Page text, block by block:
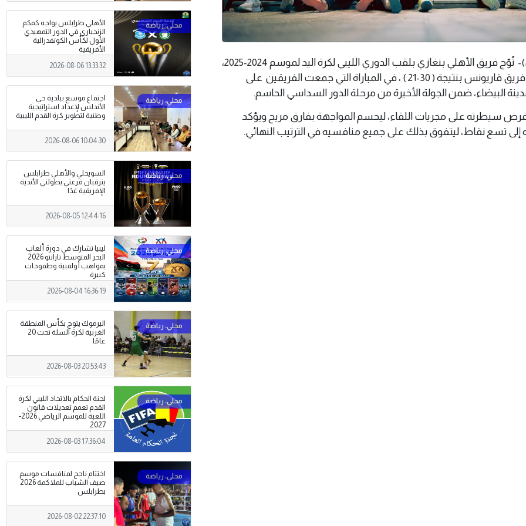
البيضاء 14 يونيو 2025م(وال)- تُوّج فريق الأهلي بنغازي بلقب الدوري الليبي لكرة اليد لموسم 2024-2025،
عقب فوزه المستحق على فريق قاريونس بنتيجة ( 30-21 ) ، في المباراة التي جمعت الفريقين على
البيضاء، ضمن الجولة الأخيرة من مرحلة الدور السداسي الحاسم.
سيطرته على مجريات اللقاء، ليحسم المواجهة بفارق مريح ويؤكد
إلى تسع نقاط، ليتفوق بذلك على جميع منافسيه في الترتيب النهائي.
الأهلي طرابلس يواجه كمكم
الزنجباري في الدور التمهيدي
الأول لكأس الكونفدرالية
الأفريقية
2026-08-06 13:33:32
اجتماع موسع ببلدية حي
الأندلس لإعداد استراتيجية
وطنية لتطوير كرة القدم الليبية
2026-08-06 10:04:30
السويحلي والأهلي طرابلس
يترقبان قرعتي بطولتي الأندية
الإفريقية غدًا
2026-08-05 12:44:16
ليبيا تشارك في دورة ألعاب
البحر المتوسط تارانتو 2026
بمواهب أولمبية وطموحات
كبيرة
2026-08-04 16:36:19
اليرموك يتوج بكأس المنطقة
الغربية لكرة السلة تحت 20
عامًا
2026-08-03 20:53:43
لجنة الحكام بالاتحاد الليبي لكرة
القدم تعمم تعديلات قانون
اللعبة للموسم الرياضي 2026-
2027
2026-08-03 17:36:04
اختتام ناجح لمنافسات موسم
صيف الشباب للملاكمة 2026
بطرابلس
2026-08-02 22:37:10